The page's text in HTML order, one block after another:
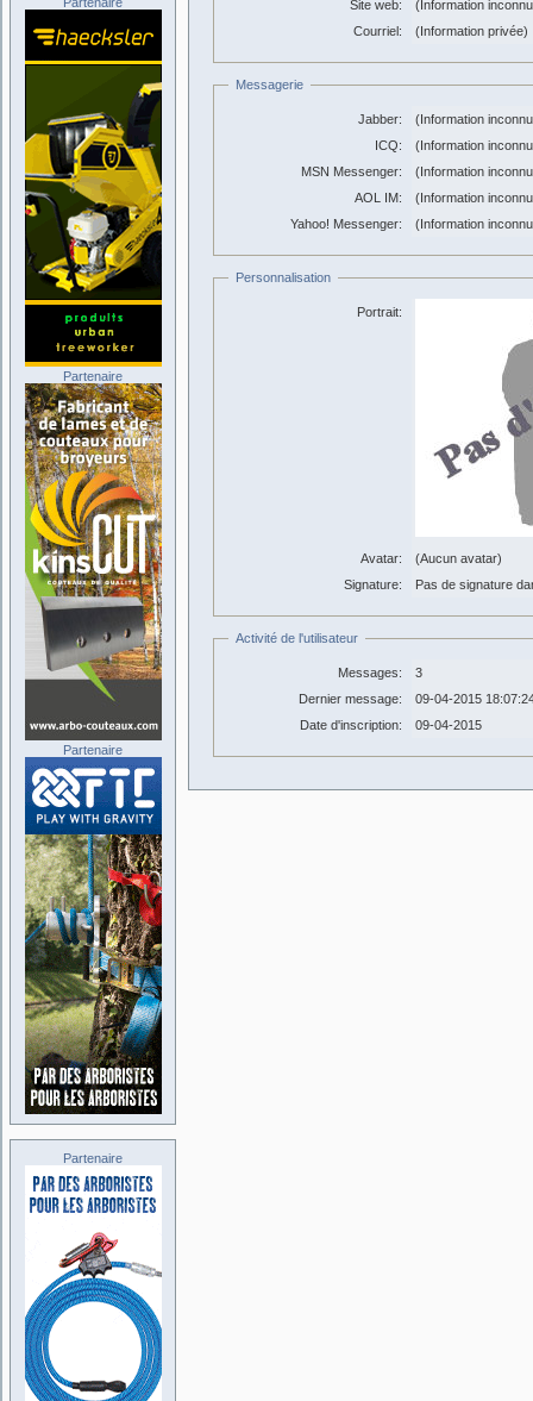
Site web:
(Information
Courriel:
(Information privée)
Messagerie
Jabber:
(Information
ICQ:
(Information
MSN Messenger:
(Information
AOL IM:
(Information
Yahoo! Messenger:
(Information
Personnalisation
Portrait:
Avatar:
(Aucun avatar)
Signature:
Pas de signature
Activité de l'utilisateur
Messages:
3
Dernier message:
09-04-2015
Date d'inscription:
09-04-2015
Partenaire
Partenaire
Partenaire